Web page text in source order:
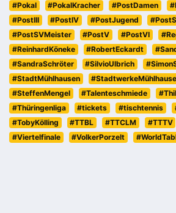
#Pokal
#PokalKracher #PostDamen
#PostIII
#PostIV #PostJugend
#PostSVMeister
#PostV #PostVI
#ReinhardKöneke
#RobertEckardt
#SandraSchröter
#SilvioUlbrich
#StadtMühlhausen
#SteffenMengel
#Talenteschmiede
#Thüringenliga
#tickets #tischtennis
#TobyKölling
#TTBL #TTCLM #TTTV
#Viertelfinale
#VolkerPorzelt